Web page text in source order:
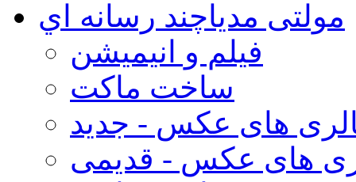
مولتی مدیاچند رسانه اي
فیلم و انیمیشن
ساخت ماکت
های عکس - جدید
های عکس - قدیمی